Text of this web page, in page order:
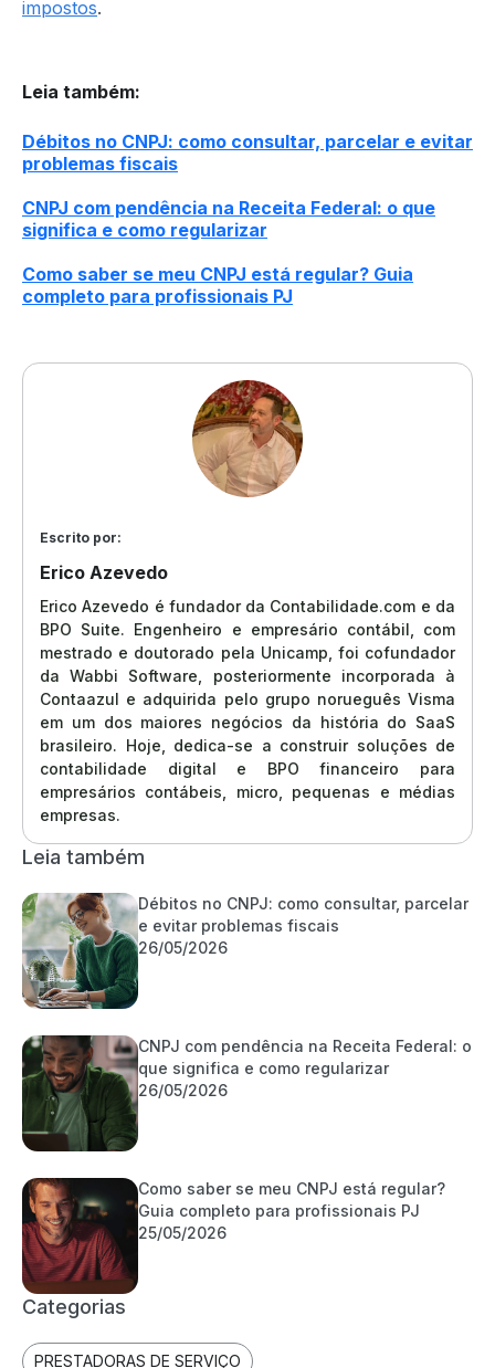
impostos.
Leia também:
Débitos no CNPJ: como consultar, parcelar e evitar
problemas fiscais
CNPJ com pendência na Receita Federal: o que
significa e como regularizar
Como saber se meu CNPJ está regular? Guia
completo para profissionais PJ
Escrito por:
Erico Azevedo
Erico Azevedo é fundador da Contabilidade.com e da
BPO Suite. Engenheiro e empresário contábil, com
mestrado e doutorado pela Unicamp, foi cofundador
da Wabbi Software, posteriormente incorporada à
Contaazul e adquirida pelo grupo norueguês Visma
em um dos maiores negócios da história do SaaS
brasileiro. Hoje, dedica-se a construir soluções de
contabilidade digital e BPO financeiro para
empresários contábeis, micro, pequenas e médias
empresas.
Leia também
Débitos no CNPJ: como consultar, parcelar
e evitar problemas fiscais
26/05/2026
CNPJ com pendência na Receita Federal: o
que significa e como regularizar
26/05/2026
Como saber se meu CNPJ está regular?
Guia completo para profissionais PJ
25/05/2026
Categorias
PRESTADORAS DE SERVIÇO